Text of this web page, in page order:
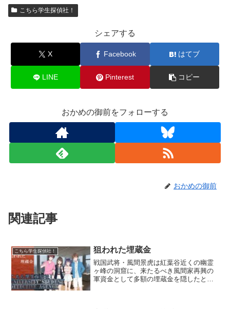
こちら学生探偵社！
シェアする
X Facebook はてブ
LINE Pinterest コピー
おかめの御前をフォローする
おかめの御前
関連記事
こちら学生探偵社！ 狙われた埋蔵金
戦国武将・風間景虎は紅葉谷近くの幽霊
ヶ峰の洞窟に、来たるべき風間家再興の
軍資金として多額の埋蔵金を隠したとい